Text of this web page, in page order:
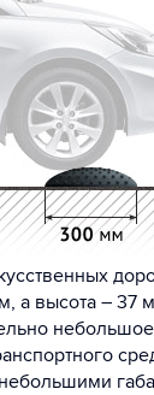
а высота –